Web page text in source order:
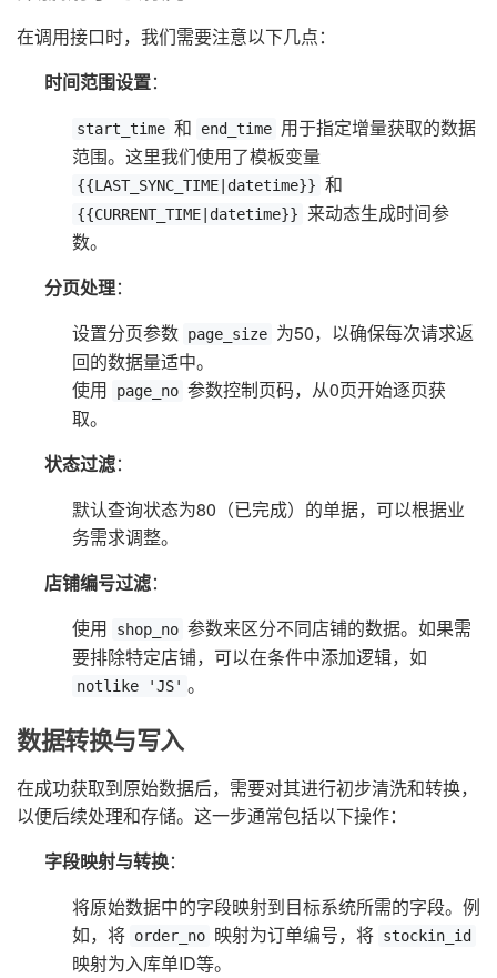
在调用接口时，我们需要注意以下几点：
时间范围设置：
start_time 和 end_time 用于指定增量获取的数据
范围。这里我们使用了模板变量
{{LAST_SYNC_TIME|datetime}} 和
{{CURRENT_TIME|datetime}}
来动态生成时间参
数。
分页处理：
设置分页参数 page_size 为50，以确保每次请求返
回的数据量适中。
使用
page_no 参数控制页码，从0页开始逐页获
取。
状态过滤：
默认查询状态为80（已完成）的单据，可以根据业
务需求调整。
店铺编号过滤：
使用
shop_no 参数来区分不同店铺的数据。如果需
要排除特定店铺，可以在条件中添加逻辑，如
notlike 'JS' 。
数据转换与写入
在成功获取到原始数据后，需要对其进行初步清洗和转换，
以便后续处理和存储。这一步通常包括以下操作：
字段映射与转换：
将原始数据中的字段映射到目标系统所需的字段。例
如，将 order_no 映射为订单编号，将 stockin_id
映射为入库单ID等。